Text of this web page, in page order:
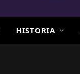
HISTORIA